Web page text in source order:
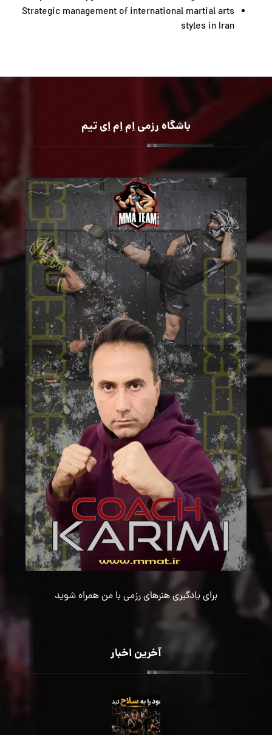
Strategic management of international martial arts
styles in Iran
باشگاه رزمی اِم اِم اِی تیم
برای یادگیری هنرهای رزمی با من همراه شوید
آخرین اخبار